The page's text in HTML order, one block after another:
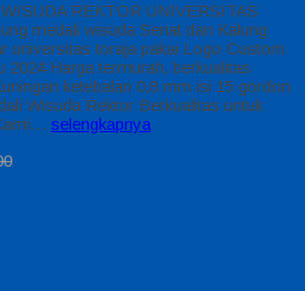
REKTOR UNIVERSITAS
medali wisuda Senat dan Kalung
universitas toraja pakai Logo Custom
2024 Harga termurah, berkualitas
ketebalan 0,8 mm isi 15 gordon
Wisuda Rektor Berkualitas untuk
selengkapnya